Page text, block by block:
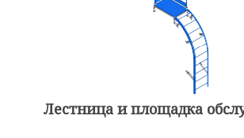
Лестница и площадка